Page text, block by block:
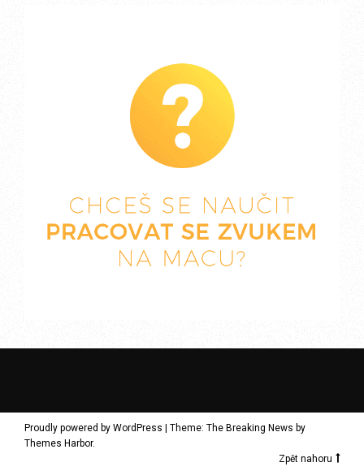
Proudly powered by WordPress
Theme: The Breaking News by
Themes Harbor.
Zpět nahoru